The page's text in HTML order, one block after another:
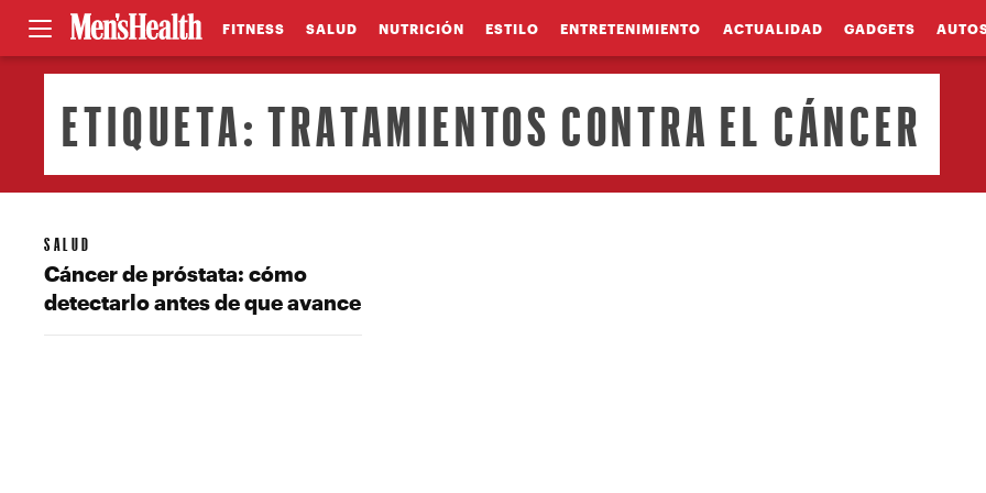
FITNESS SALUD NUTRICIÓN ESTILO ENTRETENIMIENTO ACTUALIDAD GADGETS
ETIQUETA:TRATAMIENTOS CONTRA EL CÁNCER
SALUD
Cáncer de próstata: cómo
detectarlo antes de que avance